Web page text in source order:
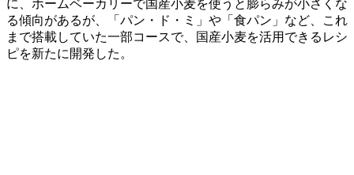
に、ホームベーカリーで国産小麦を使うと膨らみが小さくな
る傾向があるが、「パン・ド・ミ」や「食パン」など、これ
まで搭載していた一部コースで、国産小麦を活用できるレシ
ピを新たに開発した。